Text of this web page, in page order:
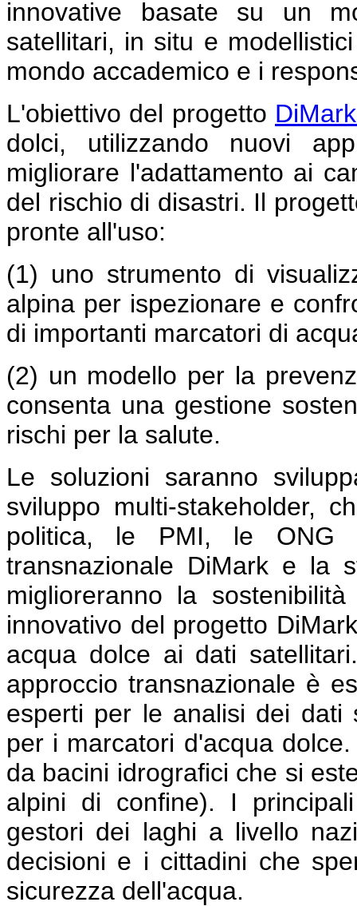
innovative basate su un
satellitari, in situ e
mondo accademico e i
L'obiettivo del progetto
dolci, utilizzando nuovi
migliorare l'adattamento ai
del rischio di disastri. Il
pronte all'uso:
(1) uno strumento di
alpina per ispezionare e
di importanti marcatori di
(2) un modello per la
consenta una gestione
rischi per la salute.
Le soluzioni saranno
sviluppo multi-stakeholder,
politica, le PMI, le ONG
transnazionale DiMark e la
miglioreranno la
innovativo del progetto
acqua dolce ai dati
approccio transnazionale è
esperti per le analisi dei dati
per i marcatori d'acqua
da bacini idrografici che si
alpini di confine). I
gestori dei laghi a livello
decisioni e i cittadini che
sicurezza dell'acqua.